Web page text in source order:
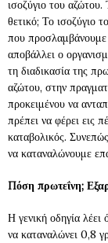
ισοζύγιο του αζώτου.
θετικό; Το ισοζύγιο
που προσλαμβάνουμε
αποβάλλει ο
τη διαδικασία της
αζώτου, στην
προκειμένου να
πρέπει να φέρει εις
καταβολικός.
να καταναλώνουμε
Πόση πρωτεΐνη;
Η γενική οδηγία λέει
να καταναλώνει 0,8